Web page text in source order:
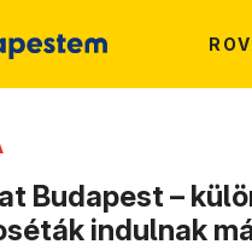
Budapest –
indulnak